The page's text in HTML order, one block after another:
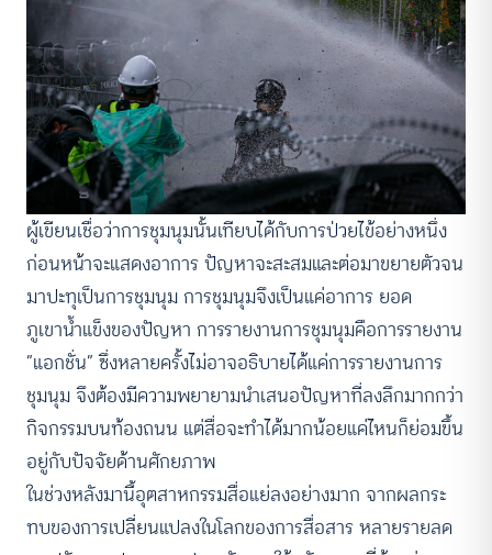
ผู้เขียนเชื่อว่าการชุมนุมนั้นเทียบได้กับการป่วยไข้อย่างหนึ่ง
ก่อนหน้าจะแสดงอาการ ปัญหาจะสะสมและต่อมาขยายตัวจน
มาปะทุเป็นการชุมนุม การชุมนุมจึงเป็นแค่อาการ ยอด
ภูเขาน้ำแข็งของปัญหา การรายงานการชุมนุมคือการรายงาน
“แอกชั่น” ซึ่งหลายครั้งไม่อาจอธิบายได้แค่การรายงานการ
ชุมนุม จึงต้องมีความพยายามนำเสนอปัญหาที่ลงลึกมากกว่า
กิจกรรมบนท้องถนน แต่สื่อจะทำได้มากน้อยแค่ไหนก็ย่อมขึ้น
อยู่กับปัจจัยด้านศักยภาพ
ในช่วงหลังมานี้อุตสาหกรรมสื่อแย่ลงอย่างมาก จากผลกระ
ทบของการเปลี่ยนแปลงในโลกของการสื่อสาร หลายรายลด